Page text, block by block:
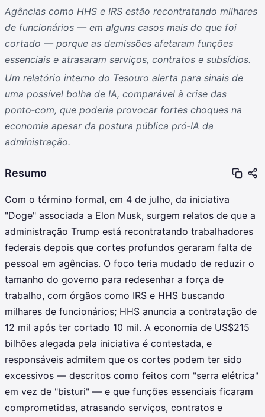
Agências como HHS e IRS estão recontratando milhares
de funcionários — em alguns casos mais do que foi
cortado — porque as demissões afetaram funções
essenciais e atrasaram serviços, contratos e subsídios.
Um relatório interno do Tesouro alerta para sinais de
uma possível bolha de IA, comparável à crise das
ponto‑com, que poderia provocar fortes choques na
economia apesar da postura pública pró‑IA da
administração.
Resumo
Com o término formal, em 4 de julho, da iniciativa
"Doge" associada a Elon Musk, surgem relatos de que a
administração Trump está recontratando trabalhadores
federais depois que cortes profundos geraram falta de
pessoal em agências. O foco teria mudado de reduzir o
tamanho do governo para redesenhar a força de
trabalho, com órgãos como IRS e HHS buscando
milhares de funcionários; HHS anuncia a contratação de
12 mil após ter cortado 10 mil. A economia de US$215
bilhões alegada pela iniciativa é contestada, e
responsáveis admitem que os cortes podem ter sido
excessivos — descritos como feitos com "serra elétrica"
em vez de "bisturi" — e que funções essenciais ficaram
comprometidas, atrasando serviços, contratos e